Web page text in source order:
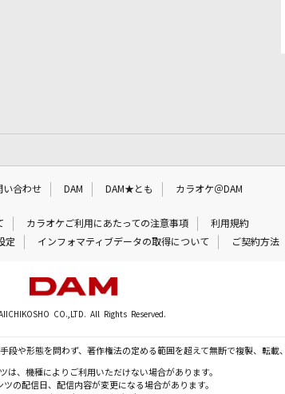
い合わせ DAM DAM★とも カラオケ＠DAM
カラオケご利用にあたっての注意事項
利用規約
定 インフォマティブデータの取得について ご契約方法
CO.,LTD. All Rights Reserved.
段や形態を問わず、著作権法の定める範囲を超えて無断で複製、転載
は、機種によりご利用いただけない場合があります。
の配信日、配信内容が変更になる場合があります。